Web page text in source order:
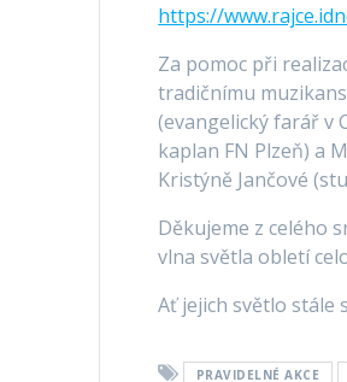
https://
Za pomoc při
tradičnímu
(evangelický farář v
kaplan FN Plzeň) a
Kristýně Jančové
Děkujeme z celého
vlna světla obletí
Ať jejich světlo stále
PRAVIDELNÉ AKCE